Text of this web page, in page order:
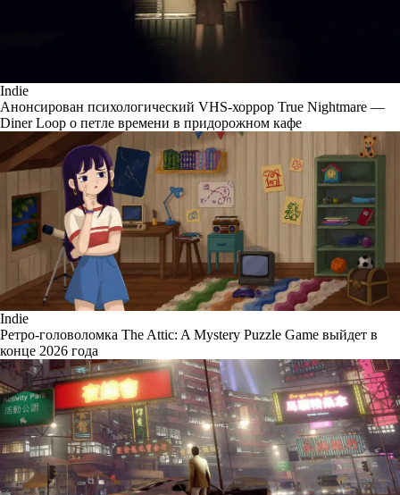
Indie
Анонсирован психологический VHS-хоррор True Nightmare —
Diner Loop о петле времени в придорожном кафе
Indie
Ретро-головоломка The Attic: A Mystery Puzzle Game выйдет в
конце 2026 года